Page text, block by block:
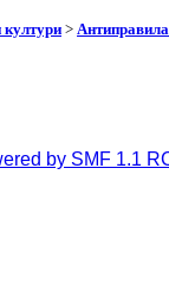
култури > Антиправила
by SMF 1.1